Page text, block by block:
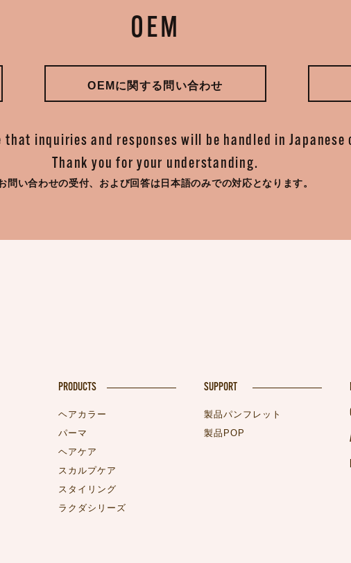
OEM
OEMに関する問い合わせ
that inquiries and responses will be handled in Japanese
Thank you for your understanding.
問い合わせの受付、 および回答は日本語のみでの対応となります。
PRODUCTS
ヘアカラー
パーマ
ヘアケア
スカルプケア
スタイリング
ラクダシリーズ
SUPPORT
製品パンフレット
製品POP